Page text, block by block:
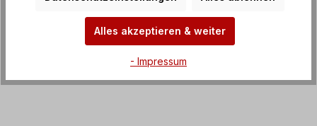
Alles akzeptieren & weiter
- Impressum